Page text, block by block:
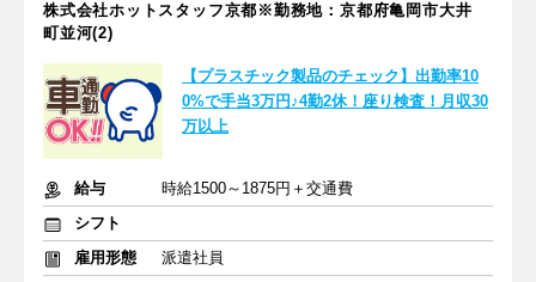
株式会社ホットスタッフ京都※勤務地：京都府亀岡市大井
町並河(2)
【プラスチック製品のチェック】出勤率10
0%で手当3万円♪4勤2休！座り検査！月収30
万以上
給与
時給1500～1875円＋交通費
シフト
雇用形態
派遣社員